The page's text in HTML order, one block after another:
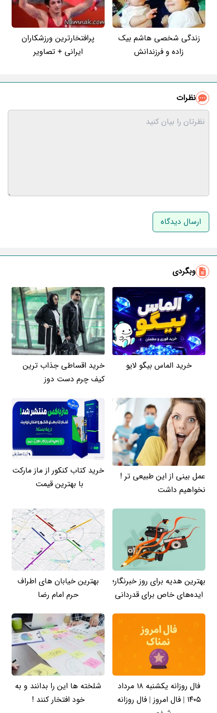
زندگی شخصی هاشم بیک
زاده و فرزندانش
پرافتخارترین ورزشکاران
ایرانی + تصاویر
نظرات
نام و نام خانوادگی
وبگردی
خرید الماس بیگو لایو
خرید اقساطی جذاب ترین
کیف چرم دست دوز
عمل بینی از این طبیعی تر !
نخواهیم داشت
خرید کتاب کنکور از ماز مارکت
با بهترین قیمت
بهترین هدیه برای روز خبرنگار؛
ایده‌های خاص برای قدردانی
بهترین خیابان های اطراف
حرم امام رضا
فال روزانه یکشنبه ۱۸ مرداد
۱۴۰۵ | فال امروز | فال روزانه
شلخته ها این را بدانند و به
خود افتخار کنند !